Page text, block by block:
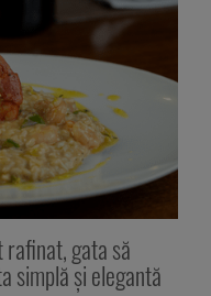
gata să
simplă și elegantă